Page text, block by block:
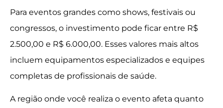
Para eventos grandes como shows, festivais ou
congressos, o investimento pode ficar entre R$
2.500,00 e R$ 6.000,00. Esses valores mais altos
incluem equipamentos especializados e equipes
completas de profissionais de saúde.
A região onde você realiza o evento afeta quanto